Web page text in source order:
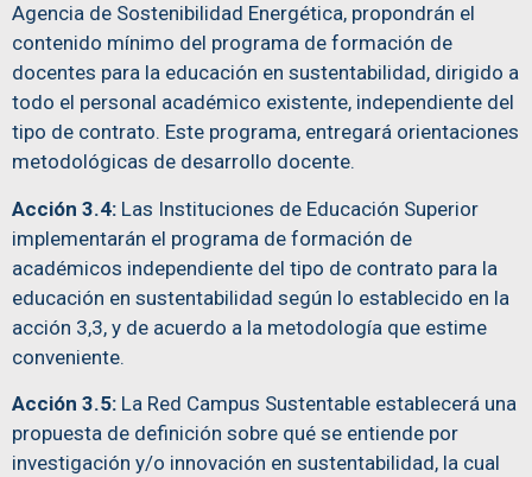
Agencia de Sostenibilidad Energética, propondrán el
contenido mínimo del programa de formación de
docentes para la educación en sustentabilidad, dirigido a
todo el personal académico existente, independiente del
tipo de contrato. Este programa, entregará orientaciones
metodológicas de desarrollo docente.
Acción 3.4: Las Instituciones de Educación Superior
implementarán el programa de formación de
académicos independiente del tipo de contrato para la
educación en sustentabilidad según lo establecido en la
acción 3,3, y de acuerdo a la metodología que estime
conveniente.
Acción 3.5: La Red Campus Sustentable establecerá una
propuesta de definición sobre qué se entiende por
investigación y/o innovación en sustentabilidad, la cual